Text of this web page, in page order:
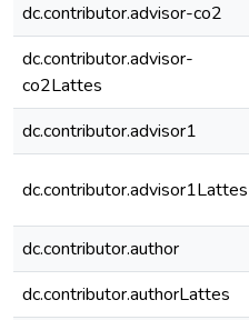
dc.contributor.advisor-co2
dc.contributor.advisor-
co2Lattes
dc.contributor.advisor1
dc.contributor.advisor1Lattes
dc.contributor.author
dc.contributor.authorLattes